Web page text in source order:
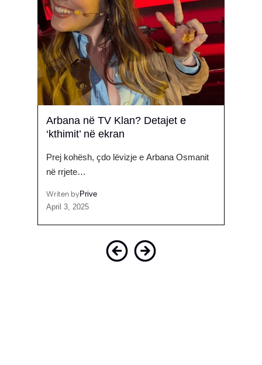
Arbana në TV Klan? Detajet e
‘kthimit’ në ekran
Prej kohësh, çdo lëvizje e Arbana Osmanit
në rrjete…
Writen byPrive
April 3, 2025